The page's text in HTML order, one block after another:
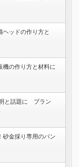
ッドの作り方と
機の作り方と材料に
と話題に プラン
金採り専用のパン